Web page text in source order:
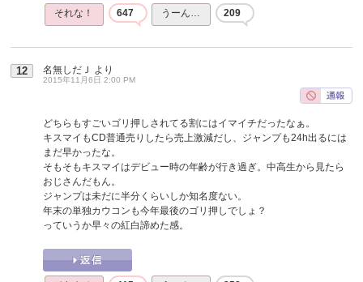
それな！ 647 うーん… 209
12 名無しだＪ より
2015年11月6日 2:00 PM
どちらもすごいゴリ押しされてる割にはイマイチだったなぁ。
キスマイもCD普通売りしたら売上激減だし、ジャンプも24h出るには
まだ早かったな。
そもそもキスマイはデビュー時の年齢が行き過ぎ。中高生から見たら
おじさんだもん。
ジャンプは未だに半分くらいしか知名度ない。
年末の単独カウコンも今年最後のゴリ押しでしょ？
っていうか早々の紅白諦めた感。